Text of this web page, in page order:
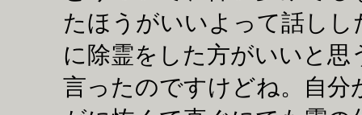
たほうがいいよって話し
に除霊をした方がいいと
言ったのですけどね。自